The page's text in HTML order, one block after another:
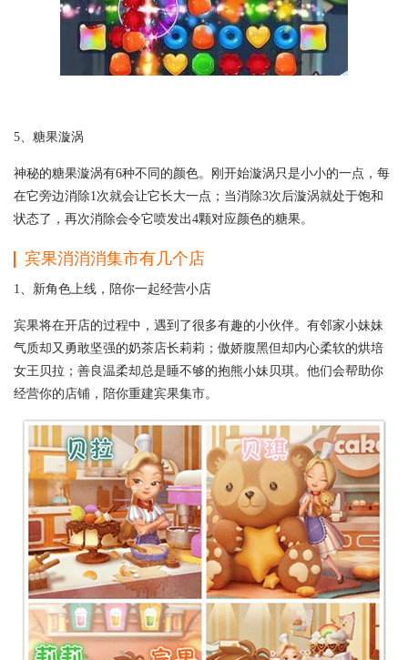
5、糖果漩涡
神秘的糖果漩涡有6种不同的颜色。刚开始漩涡只是小小的一点，每
在它旁边消除1次就会让它长大一点；当消除3次后漩涡就处于饱和
状态了，再次消除会令它喷发出4颗对应颜色的糖果。
宾果消消消集市有几个店
1、新角色上线，陪你一起经营小店
宾果将在开店的过程中，遇到了很多有趣的小伙伴。有邻家小妹妹
气质却又勇敢坚强的奶茶店长莉莉；傲娇腹黑但却内心柔软的烘培
女王贝拉；善良温柔却总是睡不够的抱熊小妹贝琪。他们会帮助你
经营你的店铺，陪你重建宾果集市。